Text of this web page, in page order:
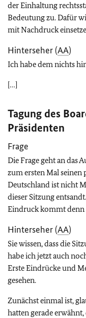
der Einhaltung
Bedeutung zu. Dafür
mit Nachdruck
Hinterseher (AA)
Ich habe dem nichts
[…]
Tagung des
Präsidenten
Frage
Die Frage geht an das
zum ersten Mal seinen
Deutschland ist nicht
dieser Sitzung
Eindruck kommt denn
Hinterseher (AA)
Sie wissen, dass die
habe ich jetzt auch
Erste Eindrücke und
gesehen.
Zunächst einmal ist,
hatten gerade